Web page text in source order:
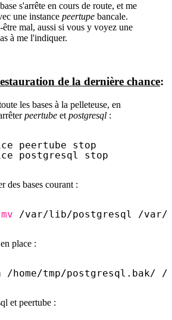
s'arrête en cours de route, et me
une instance peertupe bancale.
mal, aussi si vous y voyez une
à me l'indiquer.
de la dernière chance:
les bases à la pelleteuse, en
peertube et postgresql :
peertube stop
postgresql stop
des bases courant :
mv /var/lib/postgresql /var/
place :
/home/tmp/postgresql .bak/ /
et peertube :